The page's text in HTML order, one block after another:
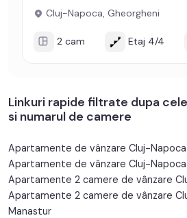
Cluj-Napoca, Gheorgheni
2 cam Etaj 4/4
Linkuri rapide filtrate dupa
si numarul de camere
Apartamente de vânzare Cluj-Napoca
Apartamente de vânzare Cluj-
Apartamente 2 camere de vânzare
Apartamente 2 camere de vânzare
Manastur